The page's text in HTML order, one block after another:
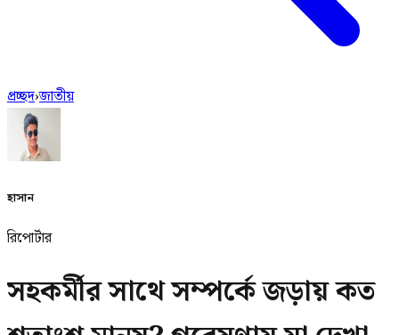
প্রচ্ছদ›জাতীয়
হাসান
রিপোর্টার
সহকর্মীর সাথে সম্পর্কে জড়ায় কত